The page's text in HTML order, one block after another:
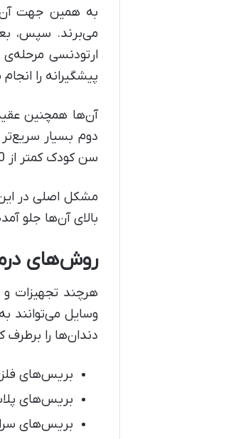
به همین جهت
می‌برند. سپس،
ارتودنسی
پیشگیرانه را
آن‌ها همچنین
دوم بسیار
سن کودک کمتر از 10 سال باشد، انجام ارتودنسی نمی‌تواند مشکل اوربایت دندان‌ها را برطرف کند.
مشکل اصلی در
بالای آن‌ها جلو آمده
روش‌های
هرچند تجهیزات و
وسایل می‌توانند
دندان‌ها را برطرف
بریس‌های
بریس‌های
بریس‌های